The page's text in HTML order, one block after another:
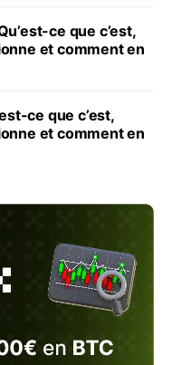
ce que c’est,
et comment en
ce que c’est,
et comment en